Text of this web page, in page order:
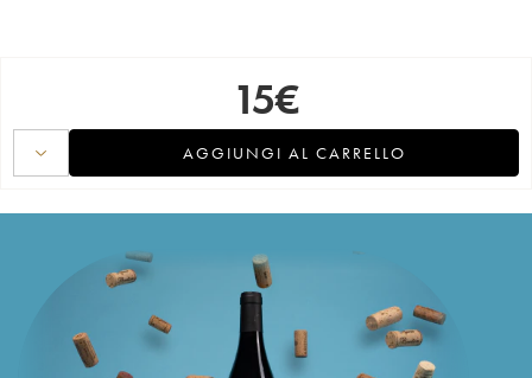
15€
AGGIUNGI AL CARRELLO